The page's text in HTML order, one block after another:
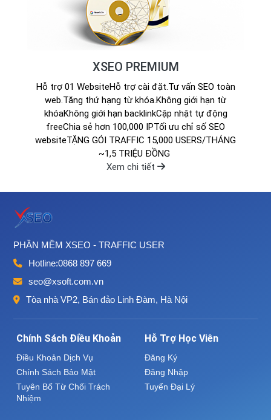
XSEO PREMIUM
Hỗ trợ 01 WebsiteHỗ trợ cài đặt.Tư vấn SEO toàn
web.Tăng thứ hạng từ khóa.Không giới hạn từ
khóaKhông giới hạn backlinkCập nhật tự động
freeChia sẻ hơn 100,000 IPTối ưu chỉ số SEO
websiteTẶNG GÓI TRAFFIC 15,000 USERS/THÁNG
~1,5 TRIỆU ĐỒNG
Xem chi tiết
PHẦN MỀM XSEO - TRAFFIC USER
Hotline:0868 897 669
seo@xsoft.com.vn
Tòa nhà VP2, Bán đảo Linh Đàm, Hà Nội
Chính Sách Điều Khoản
Điều Khoản Dịch Vụ
Chính Sách Bảo Mật
Tuyên Bố Từ Chối Trách
Nhiệm
Hỗ Trợ Học Viên
Đăng Ký
Đăng Nhập
Tuyển Đại Lý